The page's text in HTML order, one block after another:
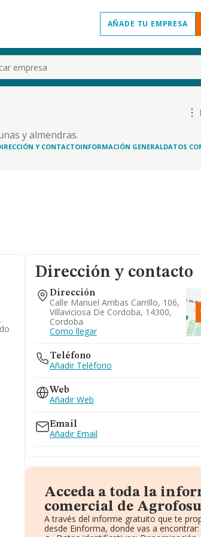
AÑADE TU EMPRESA
y almendras.
cinegéticos.
Y CONTACTOINFORMACIÓN GENERALDATOS
Dirección y contacto
Dirección
Calle Manuel Arribas Carrillo, 106,
Villaviciosa De Cordoba, 14300,
Cordoba
Como llegar
Teléfono
Añadir Teléfono
Web
Añadir Web
Email
Añadir Email
Acceda a toda la
comercial de
A través del informe gratuito que te
desde Einforma, donde vas a encontrar: